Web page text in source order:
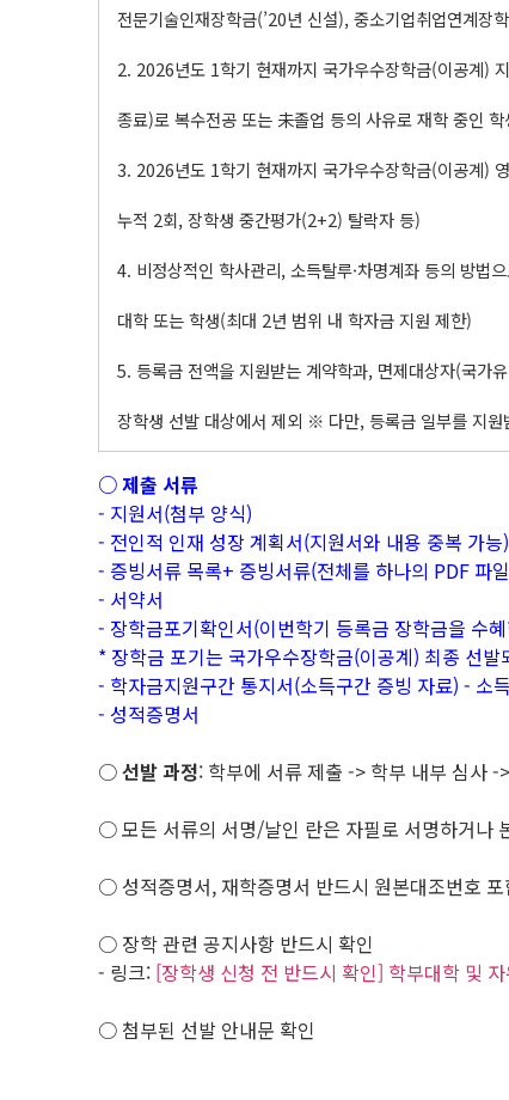
전문기술인재장학금(’20년 신설), 중소기업취업연계장
2. 2026년도 1학기 현재까지 국가우수장학금(이공계)
종료)로 복수전공 또는 未졸업 등의 사유로 재학 중인
3. 2026년도 1학기 현재까지 국가우수장학금(이공계)
누적 2회, 장학생 중간평가(2+2) 탈락자 등)
4. 비정상적인 학사관리, 소득탈루·차명계좌 등의 방법
대학 또는 학생(최대 2년 범위 내 학자금 지원 제한)
5. 등록금 전액을 지원받는 계약학과, 면제대상자(국가
장학생 선발 대상에서 제외 ※ 다만, 등록금 일부를 지
○ 제출 서류
- 지원서(첨부 양식)
- 전인적 인재 성장 계획서(지원서와 내용 중복 가능)
- 증빙서류 목록+ 증빙서류(전체를 하나의 PDF 파
- 서약서
- 장학금포기확인서(이번학기 등록금 장학금을 수
* 장학금 포기는 국가우수장학금(이공계) 최종 선발
- 학자금지원구간 통지서(소득구간 증빙 자료) - 소
- 성적증명서
○선발 과정: 학부에 서류 제출 -> 학부 내부 심사
○ 모든 서류의 서명/날인 란은 자필로 서명하거나
○ 성적증명서, 재학증명서 반드시 원본대조번호
○ 장학 관련 공지사항 반드시 확인
- 링크: [장학생 신청 전 반드시 확인] 학부대학 및
○ 첨부된 선발 안내문 확인